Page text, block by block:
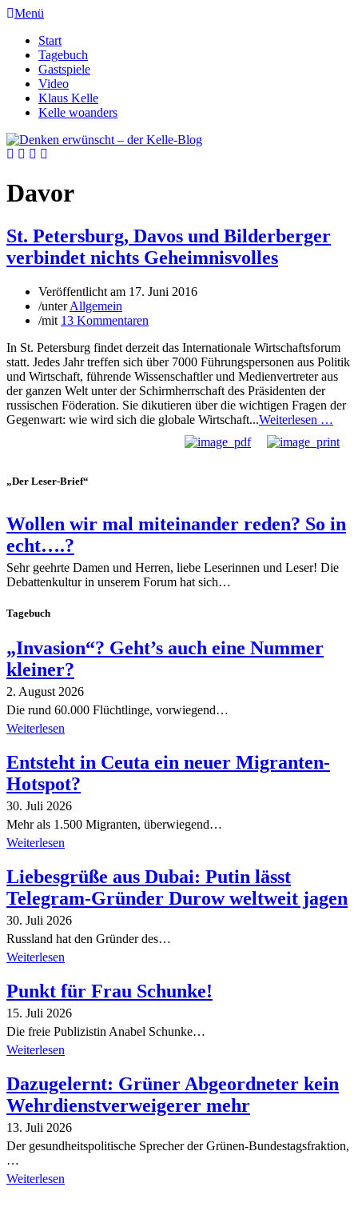
Menü
Start
Tagebuch
Gastspiele
Video
Klaus Kelle
Kelle woanders
Davor
St. Petersburg, Davos und Bilderberger
verbindet nichts Geheimnisvolles
Veröffentlicht am 17. Juni 2016
/unterAllgemein
/mit 13 Kommentaren
In St. Petersburg findet derzeit das Internationale Wirtschaftsforum
statt. Jedes Jahr treffen sich über 7000 Führungspersonen aus Politik
und Wirtschaft, führende Wissenschaftler und Medienvertreter aus
der ganzen Welt unter der Schirmherrschaft des Präsidenten der
russischen Föderation. Sie dikutieren über die wichtigen Fragen der
Gegenwart: wie wird sich die globale Wirtschaft...Weiterlesen …
„Der Leser-Brief“
Wollen wir mal miteinander reden? So in
echt….?
Sehr geehrte Damen und Herren, liebe Leserinnen und Leser! Die
Debattenkultur in unserem Forum hat sich…
Tagebuch
„Invasion“? Geht’s auch eine Nummer
kleiner?
2. August 2026
Die rund 60.000 Flüchtlinge, vorwiegend…
Weiterlesen
Entsteht in Ceuta ein neuer Migranten-
Hotspot?
30. Juli 2026
Mehr als 1.500 Migranten, überwiegend…
Weiterlesen
Liebesgrüße aus Dubai: Putin lässt
Telegram-Gründer Durow weltweit jagen
30. Juli 2026
Russland hat den Gründer des…
Weiterlesen
Punkt für Frau Schunke!
15. Juli 2026
Die freie Publizistin Anabel Schunke…
Weiterlesen
Dazugelernt: Grüner Abgeordneter kein
Wehrdienstverweigerer mehr
13. Juli 2026
Der gesundheitspolitische Sprecher der Grünen-Bundestagsfraktion,
…
Weiterlesen